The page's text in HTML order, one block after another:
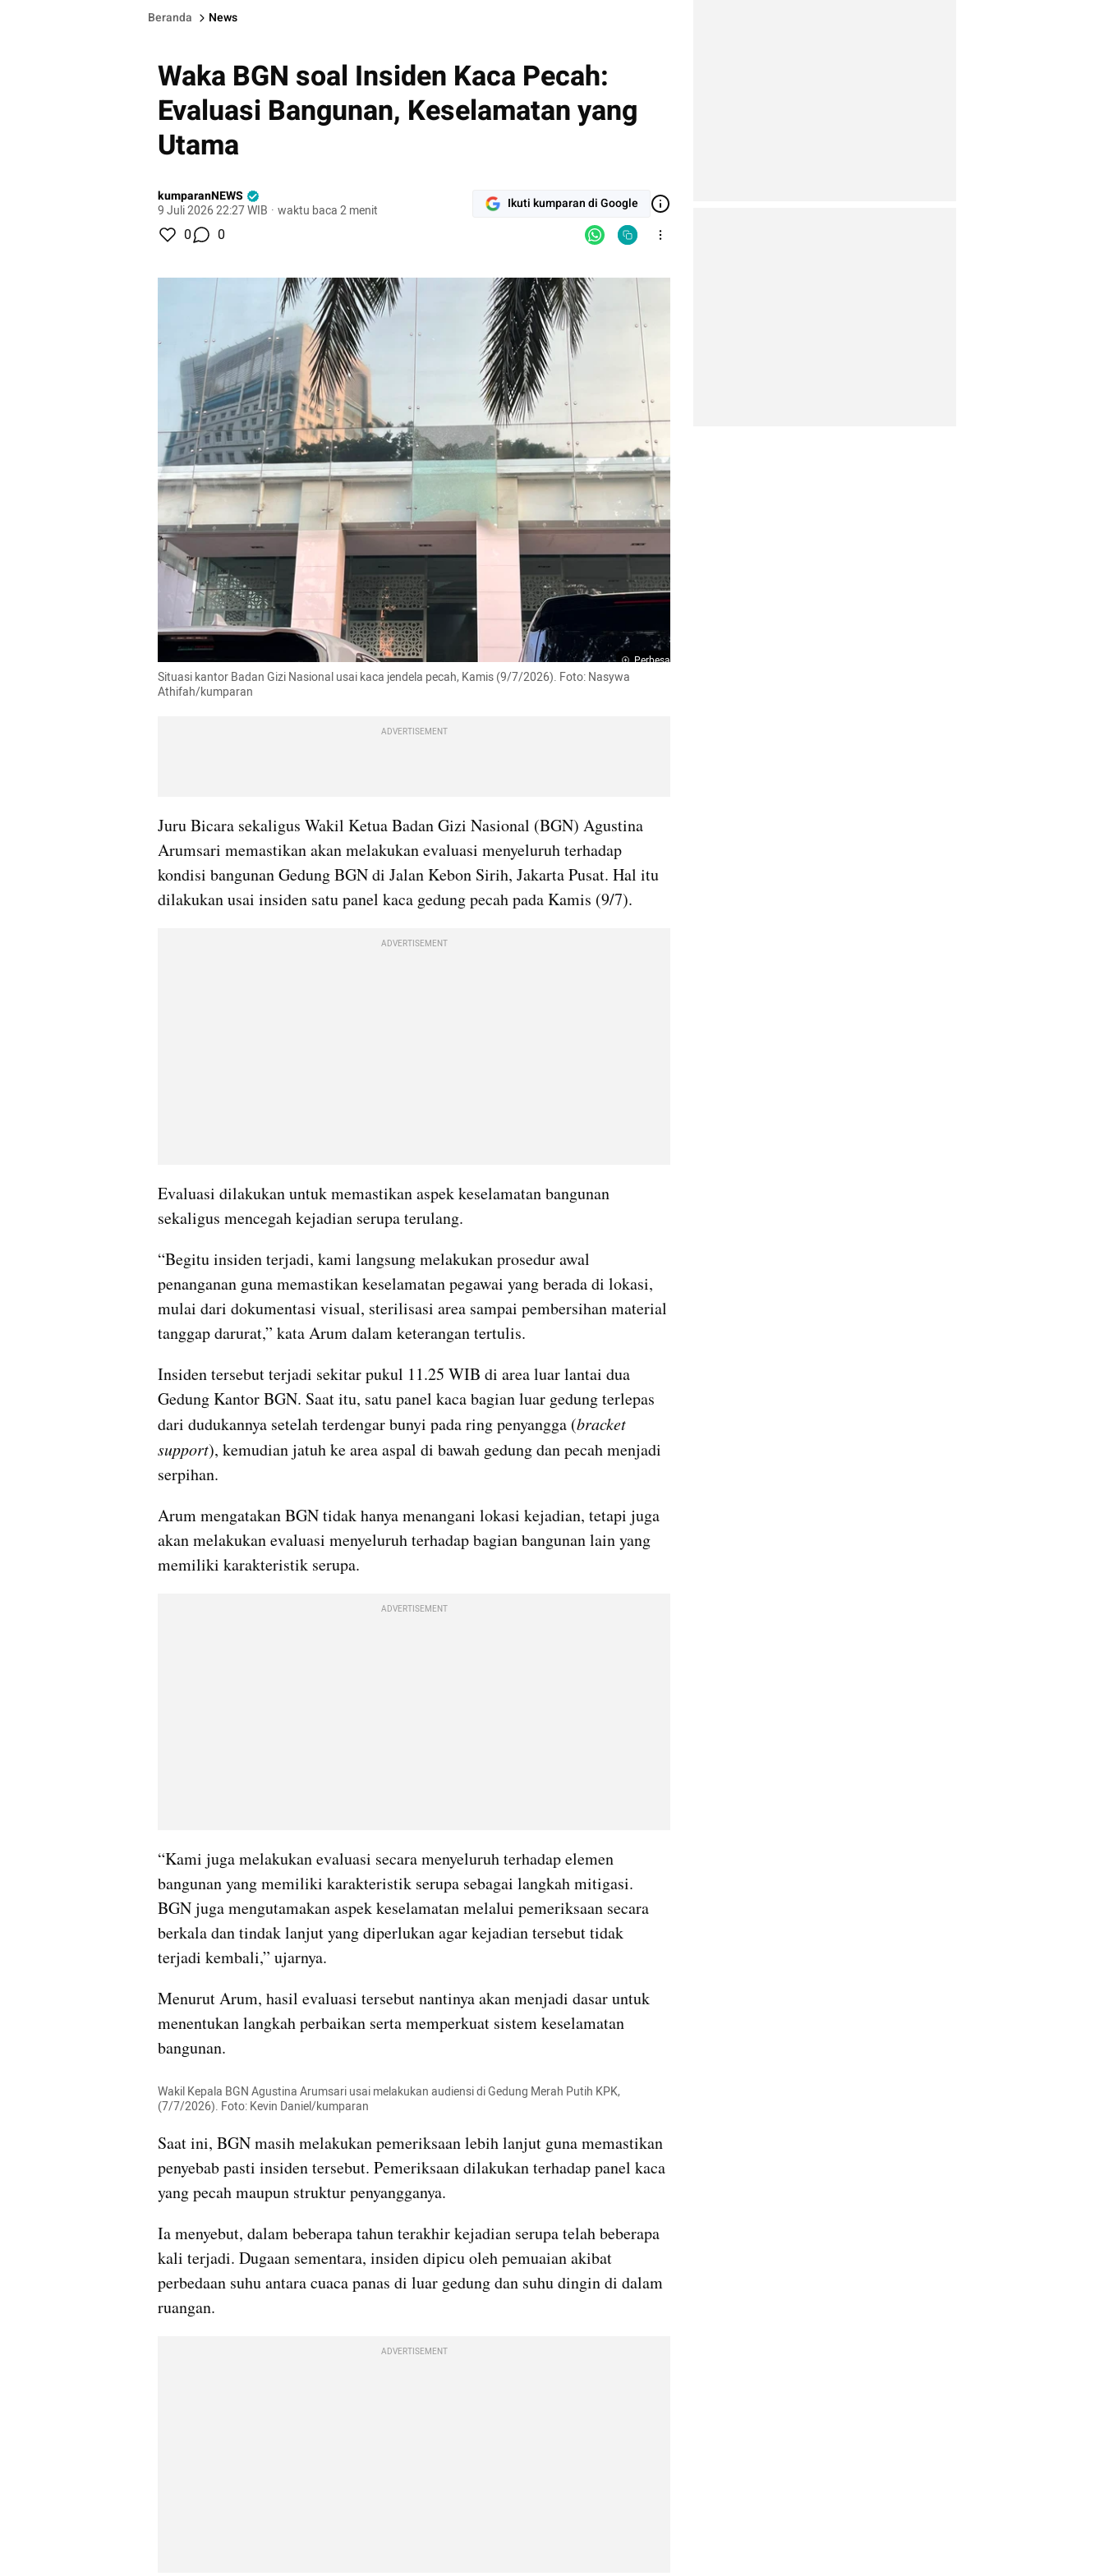
Beranda News
Waka BGN soal Insiden Kaca Pecah:
Evaluasi Bangunan, Keselamatan yang
Utama
kumparanNEWS
9 Juli 2026 22:27 WIB · waktu baca 2 menit Ikuti kumparan di Google
0 0
Perbesar
Situasi kantor Badan Gizi Nasional usai kaca jendela pecah, Kamis (9/7/2026). Foto: Nasywa
Athifah/kumparan
ADVERTISEMENT
Juru Bicara sekaligus Wakil Ketua Badan Gizi Nasional (BGN) Agustina
Arumsari memastikan akan melakukan evaluasi menyeluruh terhadap
kondisi bangunan Gedung BGN di Jalan Kebon Sirih, Jakarta Pusat. Hal itu
dilakukan usai insiden satu panel kaca gedung pecah pada Kamis (9/7).
ADVERTISEMENT
Evaluasi dilakukan untuk memastikan aspek keselamatan bangunan
sekaligus mencegah kejadian serupa terulang.
“Begitu insiden terjadi, kami langsung melakukan prosedur awal
penanganan guna memastikan keselamatan pegawai yang berada di lokasi,
mulai dari dokumentasi visual, sterilisasi area sampai pembersihan material
tanggap darurat,” kata Arum dalam keterangan tertulis.
Insiden tersebut terjadi sekitar pukul 11.25 WIB di area luar lantai dua
Gedung Kantor BGN. Saat itu, satu panel kaca bagian luar gedung terlepas
dari dudukannya setelah terdengar bunyi pada ring penyangga (bracket
support), kemudian jatuh ke area aspal di bawah gedung dan pecah menjadi
serpihan.
Arum mengatakan BGN tidak hanya menangani lokasi kejadian, tetapi juga
akan melakukan evaluasi menyeluruh terhadap bagian bangunan lain yang
memiliki karakteristik serupa.
ADVERTISEMENT
“Kami juga melakukan evaluasi secara menyeluruh terhadap elemen
bangunan yang memiliki karakteristik serupa sebagai langkah mitigasi.
BGN juga mengutamakan aspek keselamatan melalui pemeriksaan secara
berkala dan tindak lanjut yang diperlukan agar kejadian tersebut tidak
terjadi kembali,” ujarnya.
Menurut Arum, hasil evaluasi tersebut nantinya akan menjadi dasar untuk
menentukan langkah perbaikan serta memperkuat sistem keselamatan
bangunan.
Wakil Kepala BGN Agustina Arumsari usai melakukan audiensi di Gedung Merah Putih KPK,
(7/7/2026). Foto: Kevin Daniel/kumparan
Saat ini, BGN masih melakukan pemeriksaan lebih lanjut guna memastikan
penyebab pasti insiden tersebut. Pemeriksaan dilakukan terhadap panel kaca
yang pecah maupun struktur penyangganya.
Ia menyebut, dalam beberapa tahun terakhir kejadian serupa telah beberapa
kali terjadi. Dugaan sementara, insiden dipicu oleh pemuaian akibat
perbedaan suhu antara cuaca panas di luar gedung dan suhu dingin di dalam
ruangan.
ADVERTISEMENT